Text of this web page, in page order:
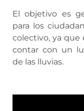
El objetivo es
para los
colectivo, ya que
contar con un
de las lluvias.